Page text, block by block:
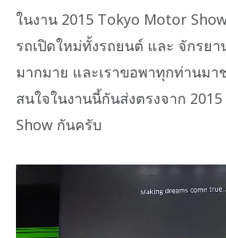
ในงาน 2015 Tokyo Motor
รถเปิดใหม่ทั้งรถยนต์ และ จักรย
มากมาย และเราขอพาทุกท่านมา
สนใจในงานนี้กันส่งตรงจาก
Show กันครับ